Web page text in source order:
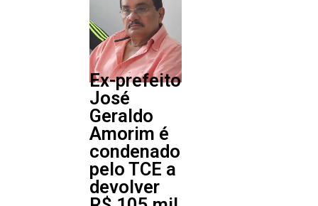
Ex-prefeito
José
Geraldo
Amorim é
condenado
pelo TCE a
devolver